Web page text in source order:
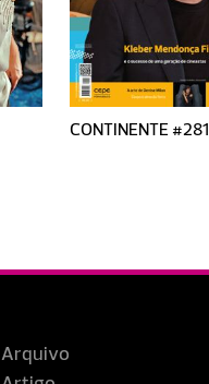
CONTINENTE #281
Arquivo